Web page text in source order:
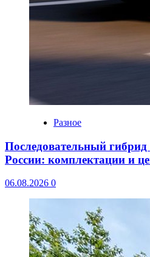
Разное
Последовательный
России: комплектации и
06.08.2026 0